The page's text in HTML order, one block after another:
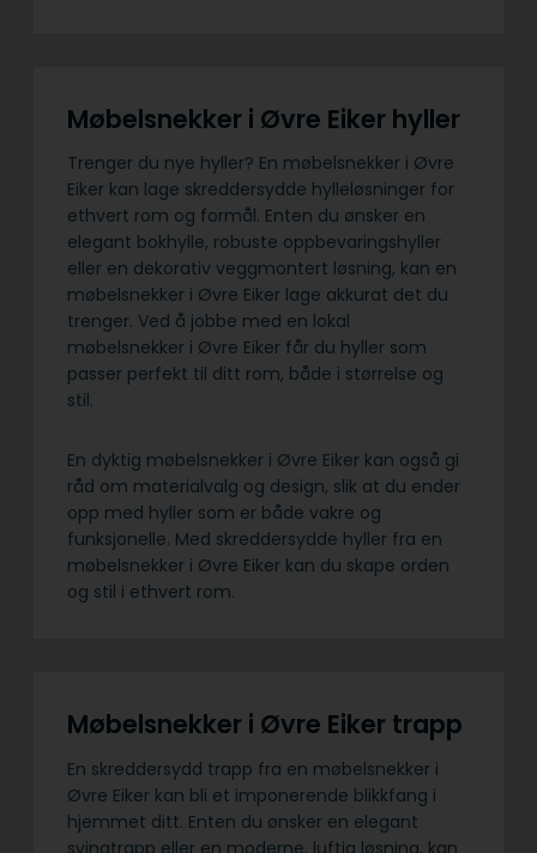
Møbelsnekker i Øvre Eiker hyller
Trenger du nye hyller? En møbelsnekker i Øvre
Eiker kan lage skreddersydde hylleløsninger for
ethvert rom og formål. Enten du ønsker en
elegant bokhylle, robuste oppbevaringshyller
eller en dekorativ veggmontert løsning, kan en
møbelsnekker i Øvre Eiker lage akkurat det du
trenger. Ved å jobbe med en lokal
møbelsnekker i Øvre Eiker får du hyller som
passer perfekt til ditt rom, både i størrelse og
stil.
En dyktig møbelsnekker i Øvre Eiker kan også gi
råd om materialvalg og design, slik at du ender
opp med hyller som er både vakre og
funksjonelle. Med skreddersydde hyller fra en
møbelsnekker i Øvre Eiker kan du skape orden
og stil i ethvert rom.
Møbelsnekker i Øvre Eiker trapp
En skreddersydd trapp fra en møbelsnekker i
Øvre Eiker kan bli et imponerende blikkfang i
hjemmet ditt. Enten du ønsker en elegant
svingtrapp eller en moderne, luftig løsning, kan